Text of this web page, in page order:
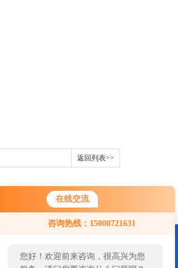
在线交流
咨询热线：15000721631
您好！欢迎前来咨询，很高兴为您
返回列表>>